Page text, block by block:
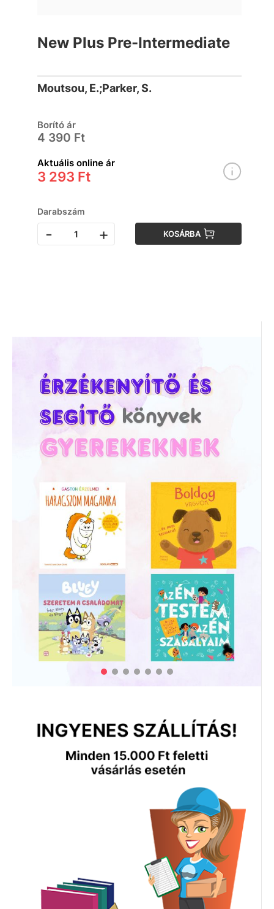
New Plus Pre-Intermediate
Moutsou, E.;Parker, S.
Borító ár
4 390 Ft
Aktuális online ár
3 293 Ft
Darabszám
- + KOSÁRBA